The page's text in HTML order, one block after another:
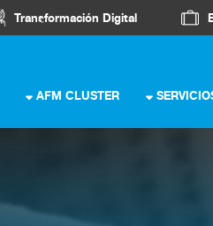
Transformación Digital
AFM CLUSTER